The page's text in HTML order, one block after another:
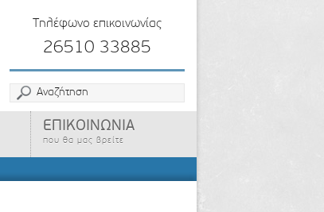
ΕΠΙΚΟΙΝΩΝΙΑ
που θα μας βρείτε
Τηλέφωνο επικοινωνίας
26510 33885